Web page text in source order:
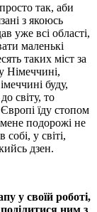
так, аби
з якоюсь
уже всі області,
маленькі
таких міст за
Німеччині,
буду,
світу, то
їду стопом
подорожі не
у світі,
дзен.
у своїй роботі,
ним з